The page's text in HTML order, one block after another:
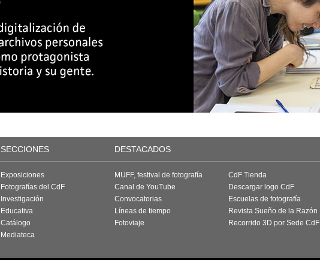
SECCIONES DESTACADOS
Exposiciones
Fotografías del CdF
Investigación
Educativa
Catálogo
Mediateca
MUFF, festival de fotografía
Canal de YouTube
Convocatorias
Líneas de tiempo
Fotoviaje
CdF Tienda
Descargar logo CdF
Escuelas de fotografía
Revista Sueño de la Razón
Recorrido 3D por Sede CdF